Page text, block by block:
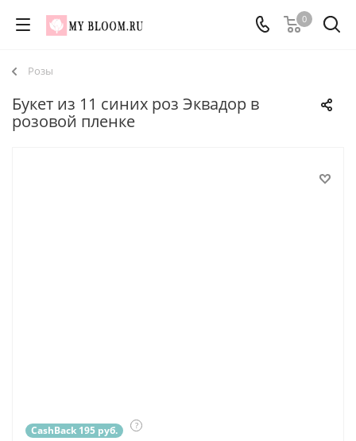
0
Розы
Букет из 11 синих роз Эквадор в
розовой пленке
CashBack 195 руб. ?